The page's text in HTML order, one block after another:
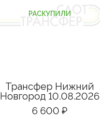
РАСКУПИЛИ
Трансфер Нижний
Новгород 10.08.2026
6 600 ₽